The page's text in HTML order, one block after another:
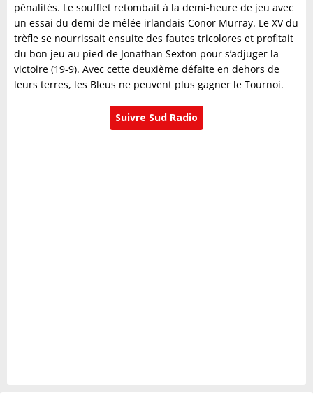
pénalités. Le soufflet retombait à la demi-heure de jeu avec
un essai du demi de mêlée irlandais Conor Murray. Le XV du
trèfle se nourrissait ensuite des fautes tricolores et profitait
du bon jeu au pied de Jonathan Sexton pour s’adjuger la
victoire (19-9). Avec cette deuxième défaite en dehors de
leurs terres, les Bleus ne peuvent plus gagner le Tournoi.
Suivre Sud Radio